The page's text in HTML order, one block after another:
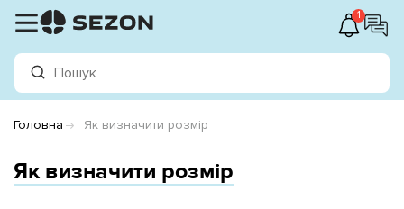
1
Головна Як визначити розмір
Як визначити розмір